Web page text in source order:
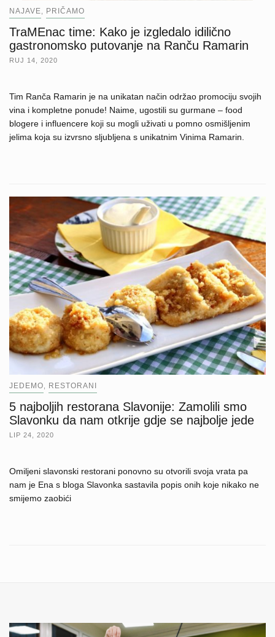
NAJAVE PRIČAMO
TraMEnac time: Kako je izgledalo idilično
gastronomsko putovanje na Ranču Ramarin
RUJ 14, 2020
Tim Ranča Ramarin je na unikatan način održao promociju svojih
vina i kompletne ponude! Naime, ugostili su gurmane – food
blogere i influencere koji su mogli uživati u pomno osmišljenim
jelima koja su izvrsno sljubljena s unikatnim Vinima Ramarin.
JEDEMO RESTORANI
5 najboljih restorana Slavonije: Zamolili smo
Slavonku da nam otkrije gdje se najbolje jede
LIP 24, 2020
Omiljeni slavonski restorani ponovno su otvorili svoja vrata pa
nam je Ena s bloga Slavonka sastavila popis onih koje nikako ne
smijemo zaobići